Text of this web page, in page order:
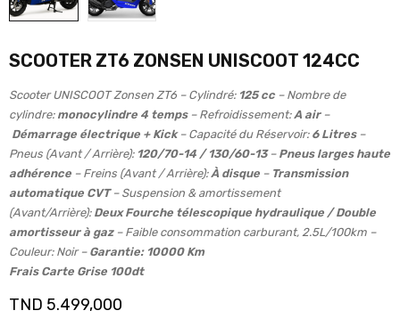
SCOOTER ZT6 ZONSEN UNISCOOT 124CC
Scooter UNISCOOT Zonsen ZT6 – Cylindré: 125 cc – Nombre de
cylindre: monocylindre 4 temps– Refroidissement: A air–
Démarrage électrique + Kick– Capacité du Réservoir: 6 Litres–
Pneus (Avant / Arrière): 120/70-14 / 130/60-13– Pneus larges haute
adhérence – Freins (Avant / Arrière): À disque – Transmission
automatique CVT– Suspension & amortissement
(Avant/Arrière): Deux Fourche télescopique hydraulique / Double
amortisseur à gaz– Faible consommation carburant, 2.5L/100km –
Couleur: Noir – Garantie: 10000 Km
Frais Carte Grise 100dt
TND 5.499,000